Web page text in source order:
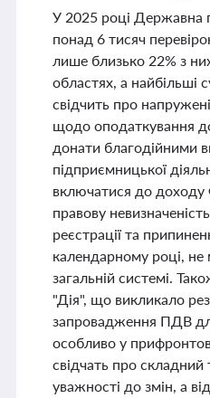
У 2025 році Державна
понад 6 тисяч
лише близько 22% з
областях, а найбільші
свідчить про
щодо оподаткування
донати благодійними
підприємницької
включатися до доходу
правову
реєстрації та
календарному році,
загальній системі.
"Дія", що викликало
запровадження ПДВ
особливо у
свідчать про
уважності до змін, а